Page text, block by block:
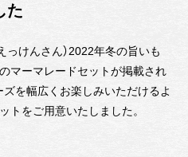
た
っけんさん）2022年冬の旨いも
マーマレードセットが掲載され
を幅広くお楽しみいただけるよ
トをご用意いたしました。